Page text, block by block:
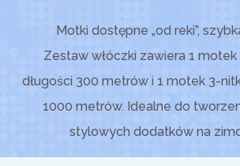
Motki dostępne „od reki”,
Zestaw włóczki zawiera 1
długości 300 metrów i 1 motek 3-
1000 metrów. Idealne do
stylowych dodatków na